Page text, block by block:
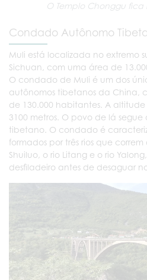
O Templo Chonggu
Condado Autônomo
Muli está localizada no extremo
Sichuan, com uma área de
O condado de Muli é um dos
autônomos tibetanos da China,
de 130.000 habitantes. A
3100 metros. O povo de lá
tibetano. O condado é
formados por três rios que
Shuiluo, o rio Litang e o rio
desfiladeiro antes de desaguar